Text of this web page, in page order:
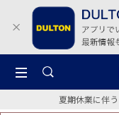
夏期休業に伴